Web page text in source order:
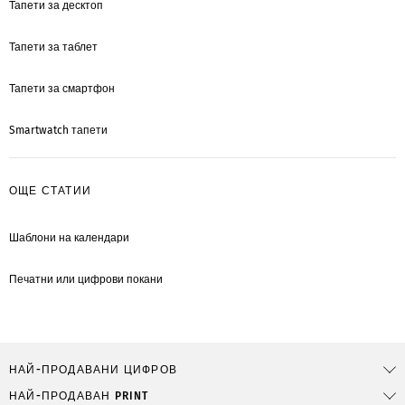
Тапети за десктоп
Тапети за таблет
Тапети за смартфон
Smartwatch тапети
ОЩЕ СТАТИИ
Шаблони на календари
Печатни или цифрови покани
НАЙ-ПРОДАВАНИ ЦИФРОВ
НАЙ-ПРОДАВАН PRINT